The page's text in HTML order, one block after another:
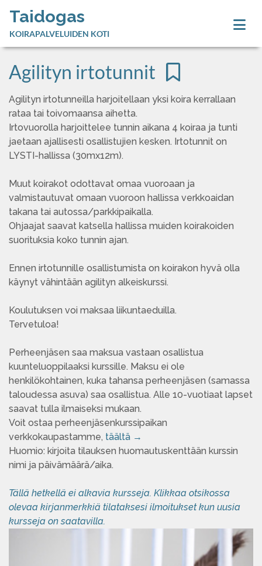
Taidogas
KOIRAPALVELUIDEN KOTI
Agilityn irtotunnit
Agilityn irtotunneilla harjoitellaan yksi koira kerrallaan
rataa tai toivomaansa aihetta.
Irtovuorolla harjoittelee tunnin aikana 4 koiraa ja tunti
jaetaan ajallisesti osallistujien kesken. Irtotunnit on
LYSTI-hallissa (30mx12m).
Muut koirakot odottavat omaa vuoroaan ja
valmistautuvat omaan vuoroon hallissa verkkoaidan
takana tai autossa/parkkipaikalla.
Ohjaajat saavat katsella hallissa muiden koirakoiden
suorituksia koko tunnin ajan.
Ennen irtotunnille osallistumista on koirakon hyvä olla
käynyt vähintään agilityn alkeiskurssi.
Koulutuksen voi maksaa liikuntaeduilla.
Tervetuloa!
Perheenjäsen saa maksua vastaan osallistua
kuunteluoppilaaksi kurssille. Maksu ei ole
henkilökohtainen, kuka tahansa perheenjäsen (samassa
taloudessa asuva) saa osallistua. Alle 10-vuotiaat lapset
saavat tulla ilmaiseksi mukaan.
Voit ostaa perheenjäsenkurssipaikan
verkkokaupastamme, täältä →
Huomio: kirjoita tilauksen huomautuskenttään kurssin
nimi ja päivämäärä/aika.
Tällä hetkellä ei alkavia kursseja. Klikkaa otsikossa
olevaa kirjanmerkkiä tilataksesi ilmoitukset kun uusia
kursseja on saatavilla.